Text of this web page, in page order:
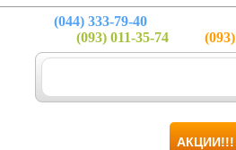
(044) 333-79-40
(093) 011-35-74 (093)
АКЦИИ!!!